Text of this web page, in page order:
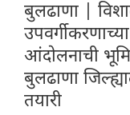
बुलढाणा |
आंदोलनाची
बुलढाणा
तयारी